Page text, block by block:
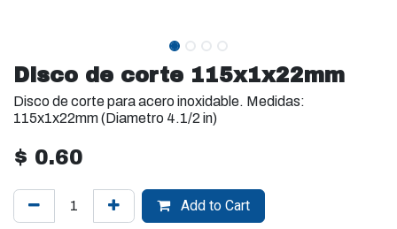
Disco de corte 115x1x22mm
Disco de corte para acero inoxidable. Medidas:
115x1x22mm (Diametro 4.1/2 in)
$ 0.60
Add to Cart